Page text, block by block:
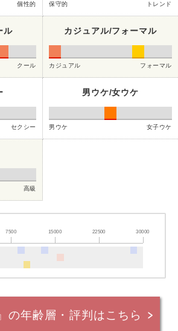
個性的 保守的 トレンド
ル
クール
カジュアル/フォーマル
カジュアル フォーマル
セクシー
男ウケ/女ウケ
男ウケ 女子ウケ
高級
7500 15000 22500 30000
の年齢層・評判はこちら